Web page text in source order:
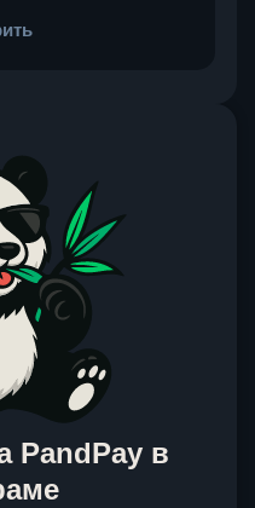
PandPay в